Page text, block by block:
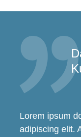
Lorem ipsum
adipiscing elit.